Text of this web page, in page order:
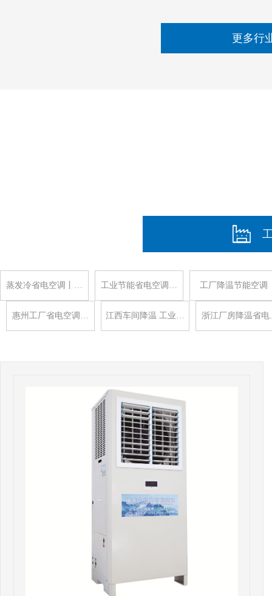
更多行
蒸发冷省电空调丨… 工业节能省电空调… 工厂降温节能空调
惠州工厂省电空调… 江西车间降温 工业… 浙江厂房降温省